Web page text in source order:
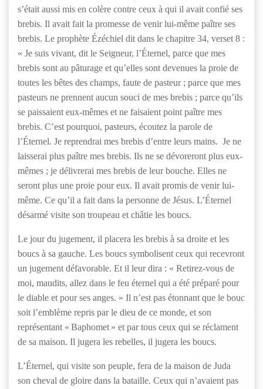
s’était aussi mis en colère contre ceux à qui il avait confié ses
brebis. Il avait fait la promesse de venir lui-même paître ses
brebis. Le prophète Ézéchiel dit dans le chapitre 34, verset 8 :
« Je suis vivant, dit le Seigneur, l’Éternel, parce que mes
brebis sont au pâturage et qu’elles sont devenues la proie de
toutes les bêtes des champs, faute de pasteur ; parce que mes
pasteurs ne prennent aucun souci de mes brebis ; parce qu’ils
se paissaient eux-mêmes et ne faisaient point paître mes
brebis. C’est pourquoi, pasteurs, écoutez la parole de
l’Éternel. Je reprendrai mes brebis d’entre leurs mains. Je ne
laisserai plus paître mes brebis. Ils ne se dévoreront plus eux-
mêmes ; je délivrerai mes brebis de leur bouche. Elles ne
seront plus une proie pour eux. Il avait promis de venir lui-
même. Ce qu’il a fait dans la personne de Jésus. L’Éternel
désarmé visite son troupeau et châtie les boucs.
Le jour du jugement, il placera les brebis à sa droite et les
boucs à sa gauche. Les boucs symbolisent ceux qui recevront
un jugement défavorable. Et il leur dira : « Retirez-vous de
moi, maudits, allez dans le feu éternel qui a été préparé pour
le diable et pour ses anges. » Il n’est pas étonnant que le bouc
soit l’emblème repris par le dieu de ce monde, et son
représentant « Baphomet » et par tous ceux qui se réclament
de sa maison. Il jugera les rebelles, il jugera les boucs.
L’Éternel, qui visite son peuple, fera de la maison de Juda
son cheval de gloire dans la bataille. Ceux qui n’avaient pas